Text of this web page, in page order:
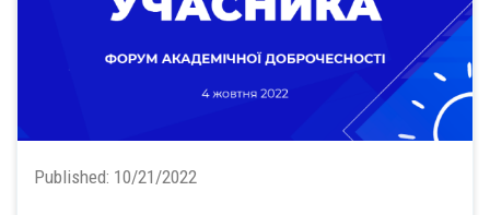
Published: 10/21/2022